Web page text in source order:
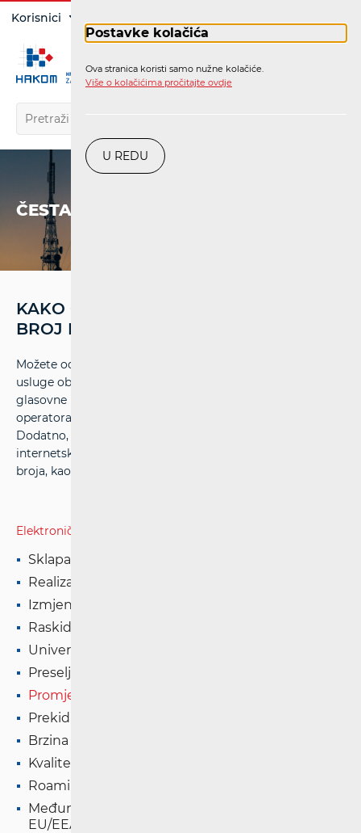
Postavke kolačića
Ova stranica koristi samo nužne kolačiće.
Više o kolačićima pročitajte ovdje
U REDU
Korisnici
ČESTA PITANJA
KAKO ĆU ZNATI U KOJOJ JE MREŽI
BROJ KOJI ZOVEM?
Možete od svog operatora tražiti besplatno uključenje
usluge obavještavanja o prenesenom broju. Putem
glasovne poruke zaprimat ćete obavijesti o mreži
operatora u kojoj se nalazi broj koji pozivate.
Dodatno, u aplikaciji
internetskoj stranici možete provjeriti status prijenosa
broja, kao i mrežu u kojoj se određeni broj trenutno nalazi.
Elektroničke komunikacije
Sklapanje ugovora
Realizacija usluge u nepokretnoj mreži
Izmjena ugovornih uvjeta
Raskid ugovora
Univerzalna usluga
Preseljenje usluge
Promjena operatora i prenosivost broja
Prekid usluge (kvar) u nepokretnoj mreži
Brzina pristupa internetu u nepokretnoj mreži
Kvaliteta usluge u pokretnoj mreži
Roaming u zemljama EU/EEA
Međunarodni pozivi i SMS poruke u druge zemlje
EU/EEA